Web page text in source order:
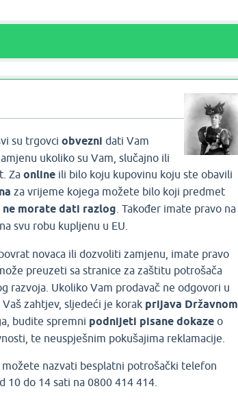
su trgovci obvezni dati Vam
ukoliko su Vam, slučajno ili
Za online ili bilo koju kupovinu koju ste obavili
za vrijeme kojega možete bilo koji predmet
ne morate dati razlog . Također imate pravo na
na svu robu kupljenu u EU.
novaca ili dozvoliti zamjenu, imate pravo
preuzeti sa stranice za zaštitu potrošača
razvoja. Ukoliko Vam prodavač ne odgovori u
zahtjev, sljedeći je korak prijava Državnom
budite spremni podnijeti pisane dokaze o
te neuspješnim pokušajima reklamacije.
nazvati besplatni potrošački telefon
do 14 sati na 0800 414 414.